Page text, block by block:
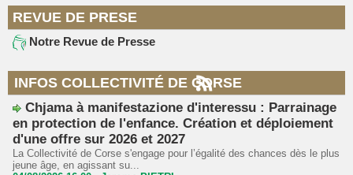
REVUE DE PRESE
Notre Revue de Presse
INFOS COLLECTIVITÉ DE CORSE
Chjama à manifestazione d'interessu : Parrainage
en protection de l'enfance. Création et déploiement
d'une offre sur 2026 et 2027
La Collectivité de Corse s'engage pour l’égalité des chances dès le plus
jeune âge, en agissant su...